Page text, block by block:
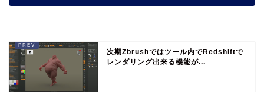
次期Zbrushではツール内でRedshiftで
レンダリング出来る機能が...